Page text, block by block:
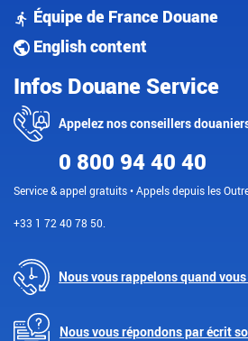
Équipe de France Douane
English content
Infos Douane Service
Appelez nos conseillers
0 800 94 40 40
Service & appel gratuits • Appels depuis les
+33 1 72 40 78 50.
Nous vous rappelons quand
Nous vous répondons par écrit